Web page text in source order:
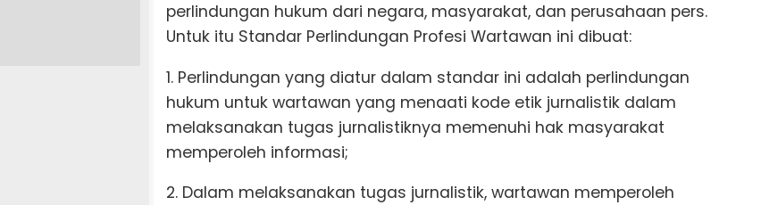
perlindungan hukum dari negara, masyarakat, dan perusahaan pers.
Untuk itu Standar Perlindungan Profesi Wartawan ini dibuat:
1. Perlindungan yang diatur dalam standar ini adalah perlindungan
hukum untuk wartawan yang menaati kode etik jurnalistik dalam
melaksanakan tugas jurnalistiknya memenuhi hak masyarakat
memperoleh informasi;
2. Dalam melaksanakan tugas jurnalistik, wartawan memperoleh